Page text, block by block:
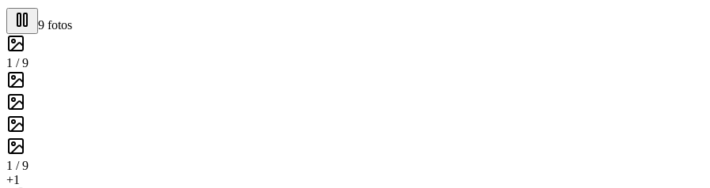
9 fotos
1 /9
1 /9
+1